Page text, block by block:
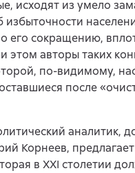
исходят из умело
его сокращению,
этом авторы таких
по-видимому,
после
аналитик,
Корнеев,
в XXI столетии